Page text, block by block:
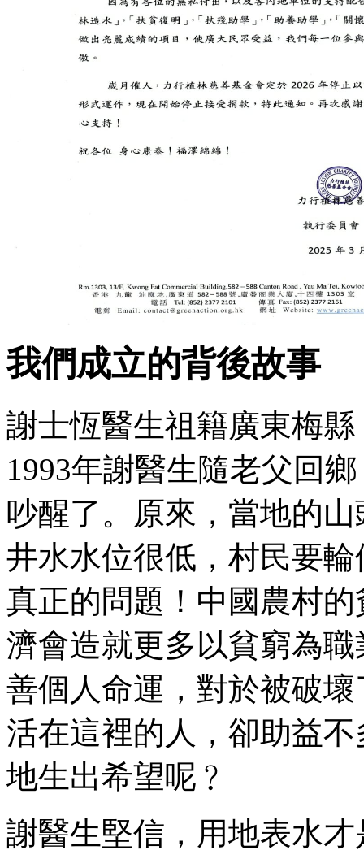
我們成立的背後故事
謝士恆醫生祖籍廣東梅
1993年謝醫生隨老父回
吵醒了。原來，當地的
井水水位很低，村民要
真正的問題！中國農村
濟會造就更多以貧窮為
善個人命運，對於被破
活在這裡的人，卻助益
地生出希望呢﹖
謝醫生堅信，用地表水